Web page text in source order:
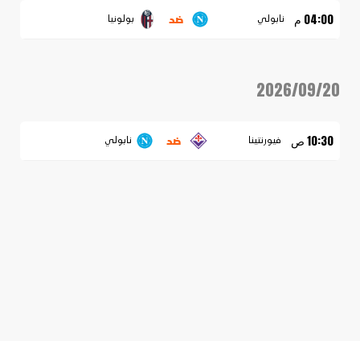
04:00 م نابولي ضد بولونيا
2026/09/20
10:30 ص فيورنتينا ضد نابولي